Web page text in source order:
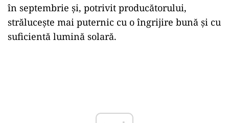
în septembrie și, potrivit producătorului,
strălucește mai puternic cu o îngrijire bună și cu
suficientă lumină solară.